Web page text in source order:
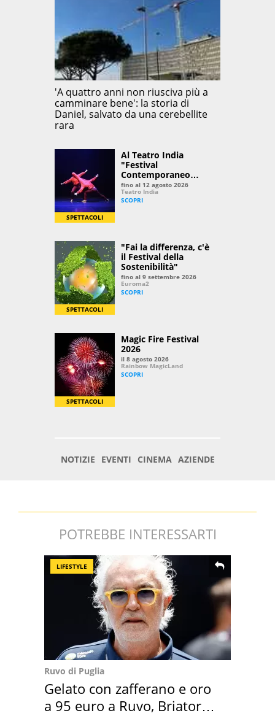
POTREBBE INTERESSARTI
LIFESTYLE
Ruvo di Puglia
Gelato con zafferano e oro
a 95 euro a Ruvo, Briatore